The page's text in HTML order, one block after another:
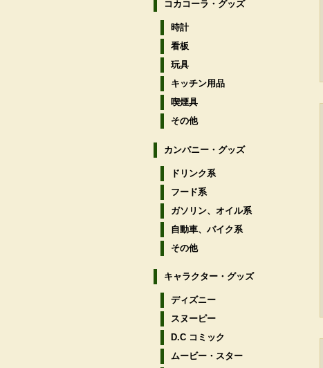
コカコーラ・グッズ
時計
看板
玩具
キッチン用品
喫煙具
その他
カンパニー・グッズ
ドリンク系
フード系
ガソリン、オイル系
自動車、バイク系
その他
キャラクター・グッズ
ディズニー
スヌーピー
D.C コミック
ムービー・スター